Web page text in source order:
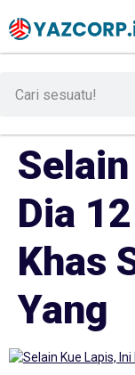
Dia
Khas
Yang